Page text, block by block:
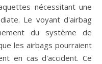
nécessitant une
Le voyant d'airbag
du système de
les airbags pourraient
en cas d'accident. Ce